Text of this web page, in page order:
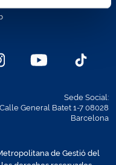
Sede Social:
Calle General Batet 1-7 08028
Barcelona
de Gestió del